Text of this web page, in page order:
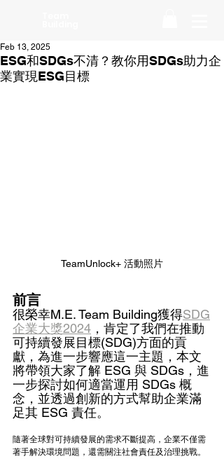
ESG和SDGs不清？教你用SDGs助力企
業實現ESG目標
Feb 13, 2025
TeamUnlock+ 活動照片
前言
很榮幸M.E. Team Building獲得SDG
企業大獎2024 ，肯定了我們在推動
可持續發展目標(SDG)方面的貢
獻，為進一步響應這一主題，本文
將帶領大家了解 ESG 與 SDGs，進
一步探討如何適當運用 SDGs 概
念，並透過創新的方式幫助企業滿
足其 ESG 責任。
隨著全球對可持續發展的需求不斷提高，企業不僅需
著手解決環境問題，還需關注社會責任及治理挑戰。